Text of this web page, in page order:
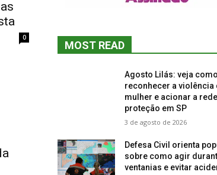
0
MOST READ
Agosto Lilás: veja como
reconhecer a violência
mulher e acionar a
proteção em SP
3 de agosto de 2026
Defesa Civil orienta
sobre como agir
ventanias e evitar